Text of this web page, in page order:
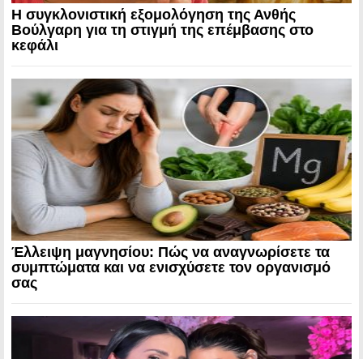
Η συγκλονιστική εξομολόγηση της Ανθής
Βούλγαρη για τη στιγμή της επέμβασης στο
κεφάλι
Έλλειψη μαγνησίου: Πώς να αναγνωρίσετε τα
συμπτώματα και να ενισχύσετε τον οργανισμό
σας